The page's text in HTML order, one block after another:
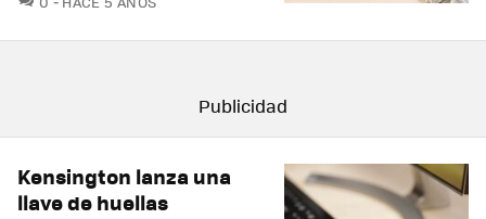
Kensington lanza una
llave de huellas